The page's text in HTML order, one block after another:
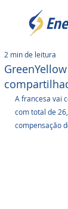
2 min de leitura
A francesa vai
com total de
compensação